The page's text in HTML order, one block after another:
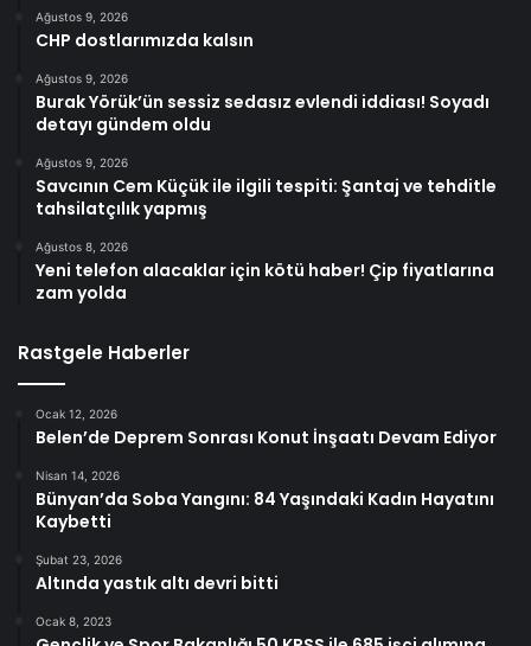
Ağustos 9, 2026
CHP dostlarımızda kalsın
Ağustos 9, 2026
Burak Yörük’ün sessiz sedasız evlendi iddiası! Soyadı
detayı gündem oldu
Ağustos 9, 2026
Savcının Cem Küçük ile ilgili tespiti: Şantaj ve tehditle
tahsilatçılık yapmış
Ağustos 8, 2026
Yeni telefon alacaklar için kötü haber! Çip fiyatlarına
zam yolda
Rastgele Haberler
Ocak 12, 2026
Belen’de Deprem Sonrası Konut İnşaatı Devam Ediyor
Nisan 14, 2026
Bünyan’da Soba Yangını: 84 Yaşındaki Kadın Hayatını
Kaybetti
Şubat 23, 2026
Altında yastık altı devri bitti
Ocak 8, 2023